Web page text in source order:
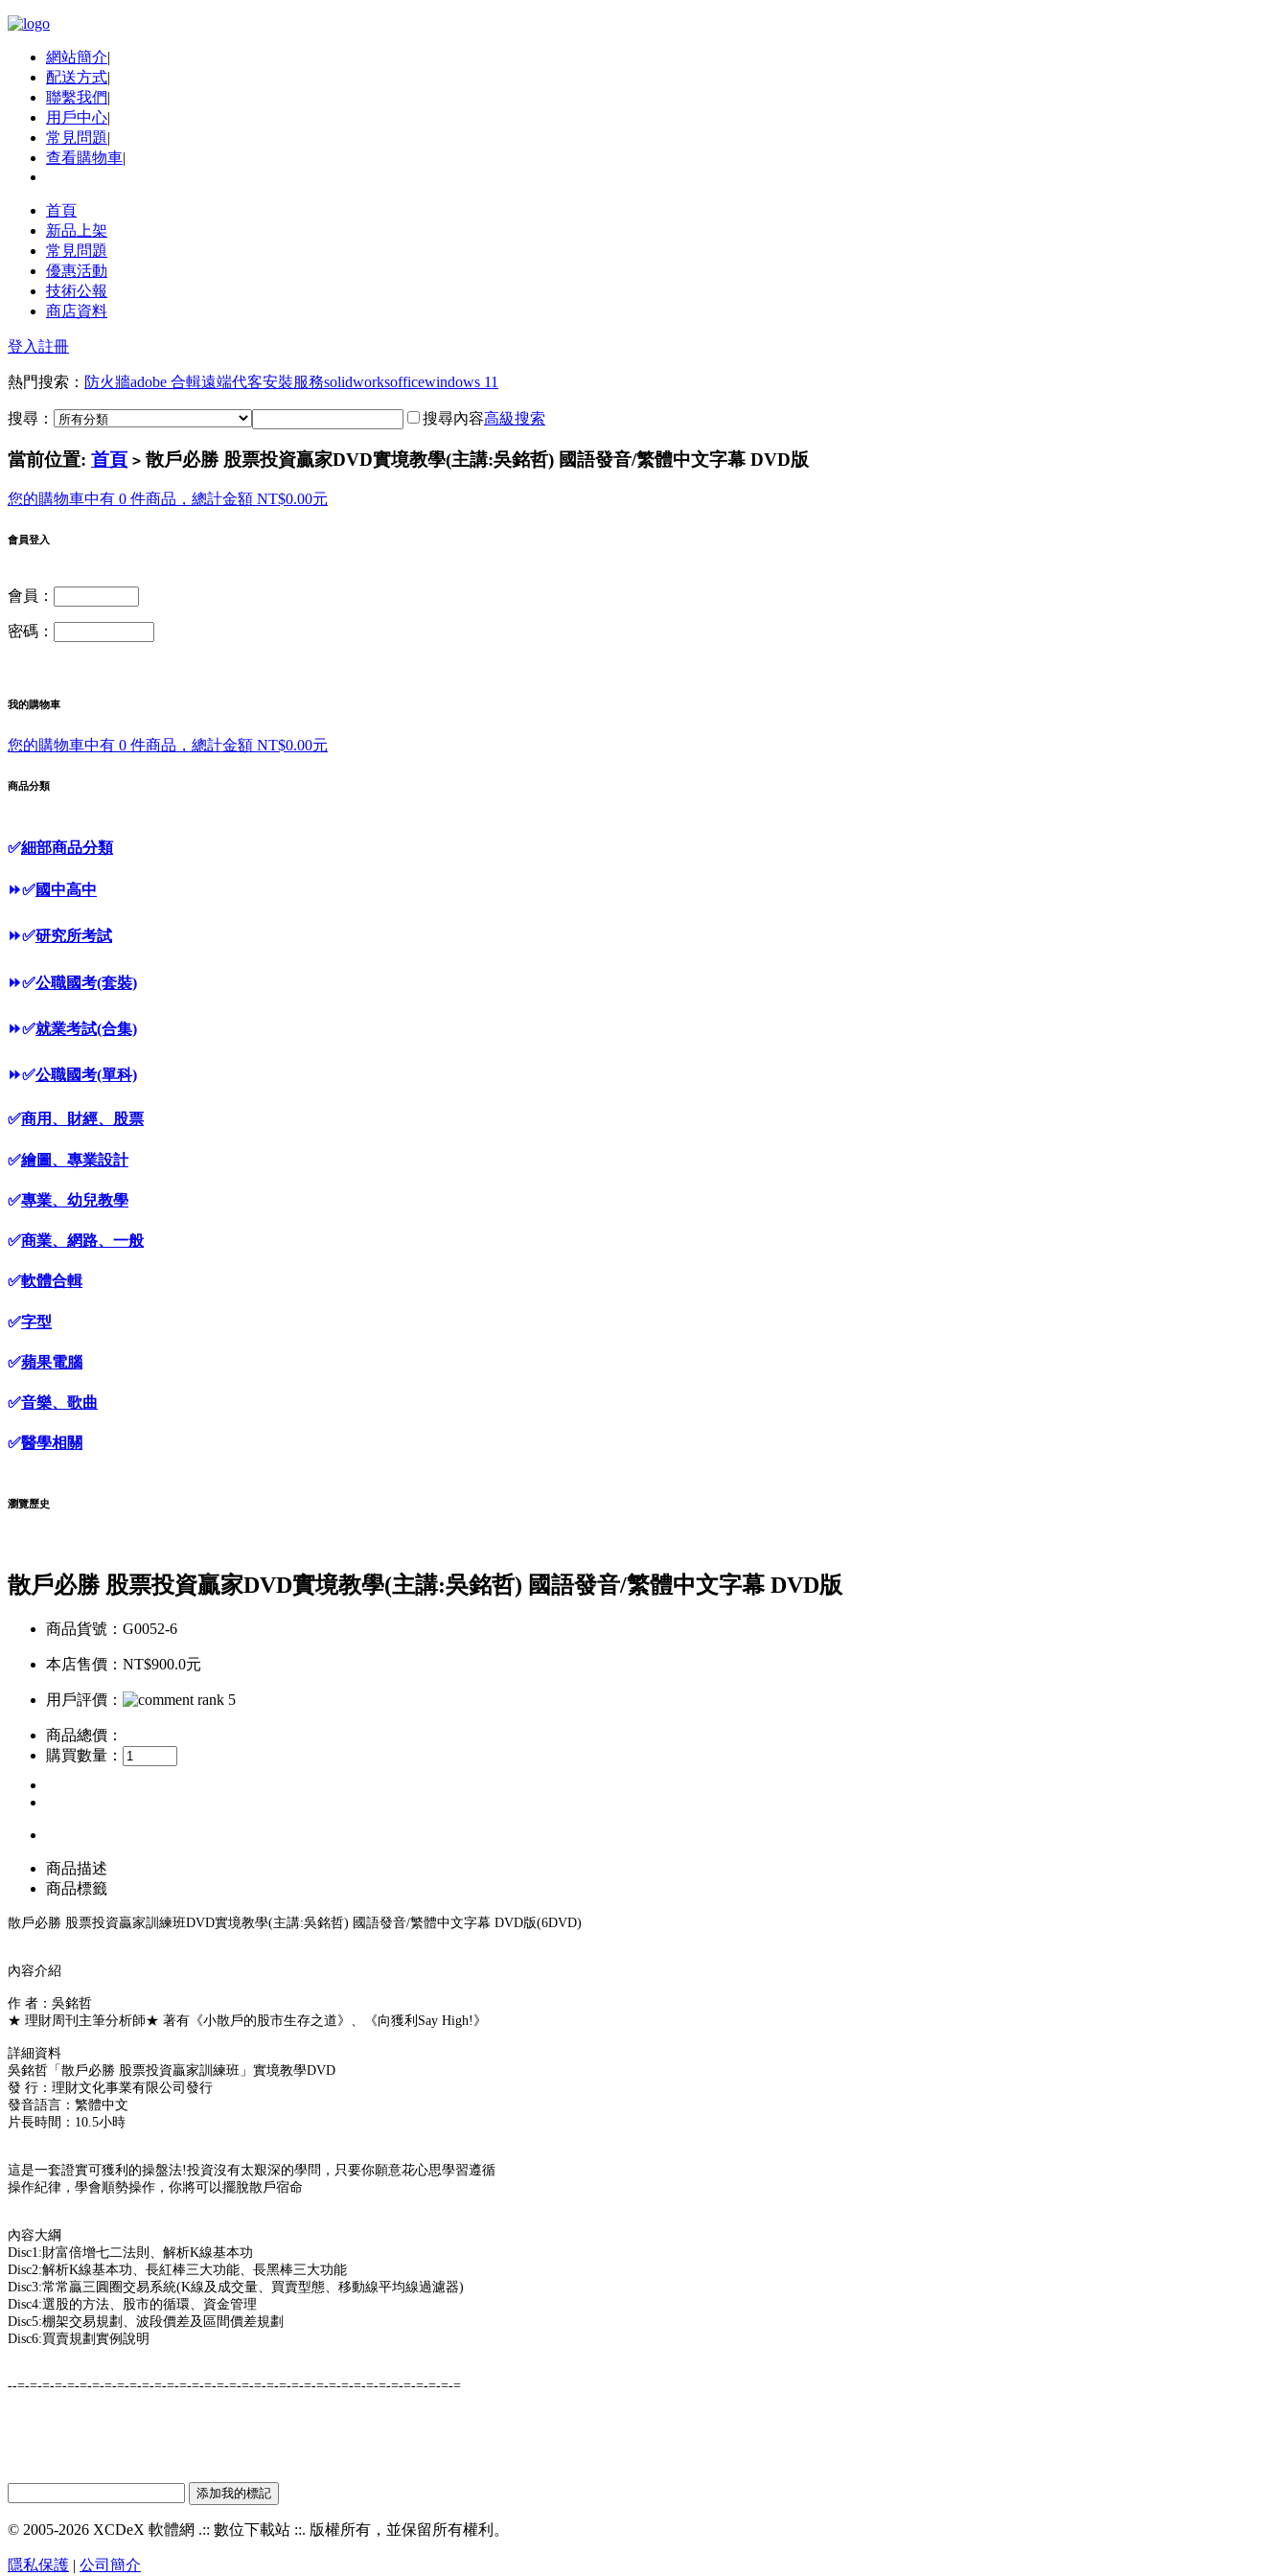
網站簡介|
配送方式|
聯繫我們|
用戶中心|
常見問題|
查看購物車|
首頁
新品上架
常見問題
優惠活動
技術公報
商店資料
登入註冊
熱門搜索： 防火牆adobe 合輯遠端代客安裝服務solidworksofficewindows 11
搜尋： 搜尋內容高級搜索
當前位置: 首頁 > 散戶必勝 股票投資贏家DVD實境教學(主講:吳銘哲) 國語發音/繁體中文字幕 DVD版
您的購物車中有 0 件商品，總計金額 NT$0.00元
會員登入
會員：
密碼：
我的購物車
您的購物車中有 0 件商品，總計金額 NT$0.00元
商品分類
✅細部商品分類
⏩✅國中高中
⏩✅研究所考試
⏩✅公職國考(套裝)
⏩✅就業考試(合集)
⏩✅公職國考(單科)
✅商用、財經、股票
✅繪圖、專業設計
✅專業、幼兒教學
✅商業、網路、一般
✅軟體合輯
✅字型
✅蘋果電腦
✅音樂、歌曲
✅醫學相關
瀏覽歷史
散戶必勝 股票投資贏家DVD實境教學(主講:吳銘哲) 國語發音/繁體中文字幕 DVD版
商品貨號：G0052-6
本店售價： NT$900.0元
用戶評價：
商品總價：
購買數量：
商品描述
商品標籤
散戶必勝 股票投資贏家訓練班DVD實境教學(主講:吳銘哲) 國語發音/繁體中文字幕 DVD版(6DVD)
內容介紹
作 者：吳銘哲
★ 理財周刊主筆分析師★ 著有《小散戶的股市生存之道》、《向獲利Say High!》
詳細資料
吳銘哲「散戶必勝 股票投資贏家訓練班」實境教學DVD
發 行：理財文化事業有限公司發行
發音語言：繁體中文
片長時間：10.5小時
這是一套證實可獲利的操盤法!投資沒有太艱深的學問，只要你願意花心思學習遵循
操作紀律，學會順勢操作，你將可以擺脫散戶宿命
內容大綱
Disc1:財富倍增七二法則、解析K線基本功
Disc2:解析K線基本功、長紅棒三大功能、長黑棒三大功能
Disc3:常常贏三圓圈交易系統(K線及成交量、買賣型態、移動線平均線過濾器)
Disc4:選股的方法、股市的循環、資金管理
Disc5:棚架交易規劃、波段價差及區間價差規劃
Disc6:買賣規劃實例說明
--=-=-=-=-=-=-=-=-=-=-=-=-=-=-=-=-=-=-=-=-=-=-=-=-=-=-=-=-=-=-=-=-=-=-=-=
© 2005-2026 XCDeX 軟體網 .:: 數位下載站 ::. 版權所有，並保留所有權利。
隱私保護 | 公司簡介